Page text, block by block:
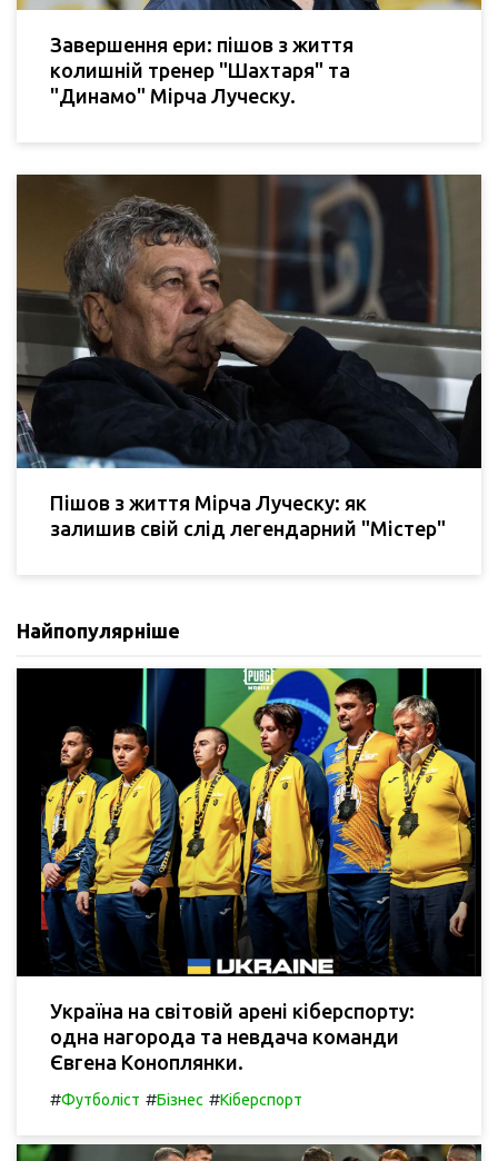
Завершення ери: пішов з життя
колишній тренер "Шахтаря" та
"Динамо" Мірча Луческу.
Пішов з життя Мірча Луческу: як
залишив свій слід легендарний "Містер"
Найпопулярніше
Україна на світовій арені кіберспорту:
одна нагорода та невдача команди
Євгена Коноплянки.
#Футболіст #Бізнес #Кіберспорт